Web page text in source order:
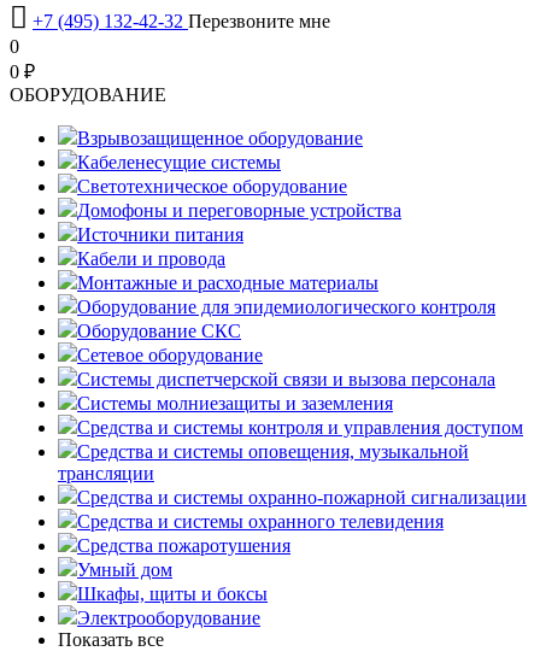
 +7 (495) 132-42-32 Перезвоните мне
0
0 ₽
OБОРУДОВАНИЕ
Взрывозащищенное оборудование
Кабеленесущие системы
Светотехническое оборудование
Домофоны и переговорные устройства
Источники питания
Кабели и провода
Монтажные и расходные материалы
Оборудование для эпидемиологического контроля
Оборудование СКС
Сетевое оборудование
Системы диспетчерской связи и вызова персонала
Системы молниезащиты и заземления
Средства и системы контроля и управления доступом
Средства и системы оповещения, музыкальной
трансляции
Средства и системы охранно-пожарной сигнализации
Средства и системы охранного телевидения
Средства пожаротушения
Умный дом
Шкафы, щиты и боксы
Электрооборудование
Показать все